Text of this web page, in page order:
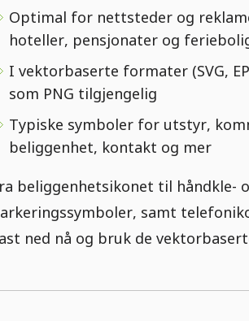
Optimal for nettsteder og
hoteller, pensjonater og
I vektorbaserte formater (SVG,
som PNG tilgjengelig
Typiske symboler for utstyr,
beliggenhet, kontakt og mer
beliggenhetsikonet til håndkle-
samt
ned nå og bruk de